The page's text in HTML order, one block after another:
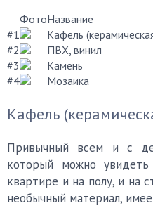
ФотоНазвание
#1
Кафель
#2
ПВХ, винил
#3
Камень
#4
Мозаика
Кафель
Привычный всем и с
который можно
квартире и на полу, и на
необычный материал,